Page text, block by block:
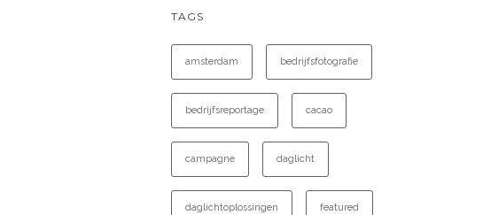
TAGS
amsterdam bedrijfsfotografie
bedrijfsreportage cacao
campagne daglicht
daglichtoplossingen featured